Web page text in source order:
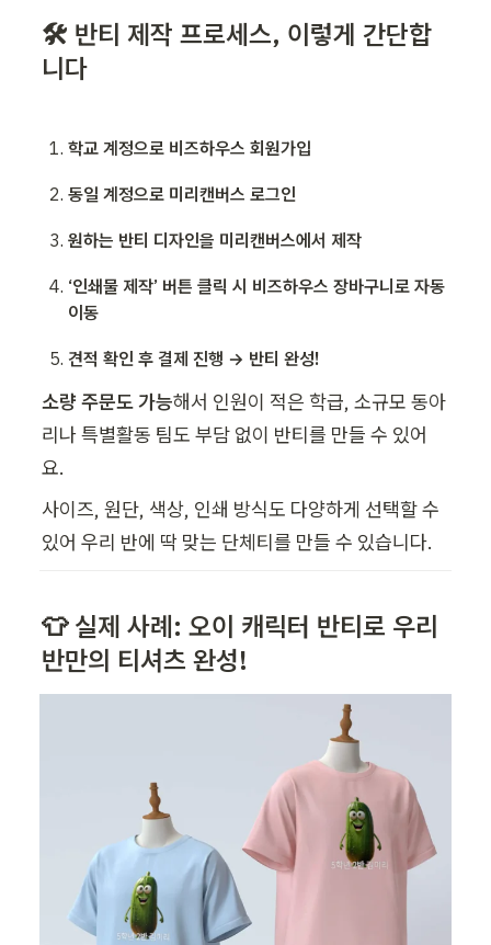
🛠 반티 제작 프로세스, 이렇게 간단합
니다
학교 계정으로 비즈하우스 회원가입
동일 계정으로 미리캔버스 로그인
원하는 반티 디자인을 미리캔버스에서 제작
‘인쇄물 제작’ 버튼 클릭 시 비즈하우스 장바구니로 자동
이동
견적 확인 후 결제 진행 → 반티 완성!
소량 주문도 가능해서 인원이 적은 학급, 소규모 동아
리나 특별활동 팀도 부담 없이 반티를 만들 수 있어
요.
사이즈, 원단, 색상, 인쇄 방식도 다양하게 선택할 수
있어 우리 반에 딱 맞는 단체티를 만들 수 있습니다.
👕 실제 사례: 오이 캐릭터 반티로 우리
반만의 티셔츠 완성!